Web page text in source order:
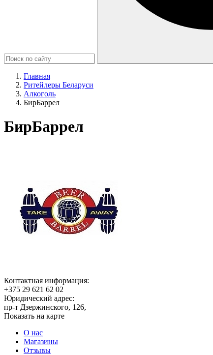
Главная
Ритейлеры Беларуси
Алкоголь
БирБаррел
БирБаррел
Контактная информация:
+375 29 621 62 02
Юридический адрес:
пр-т Дзержинского, 126,
Показать на карте
О нас
Магазины
Отзывы